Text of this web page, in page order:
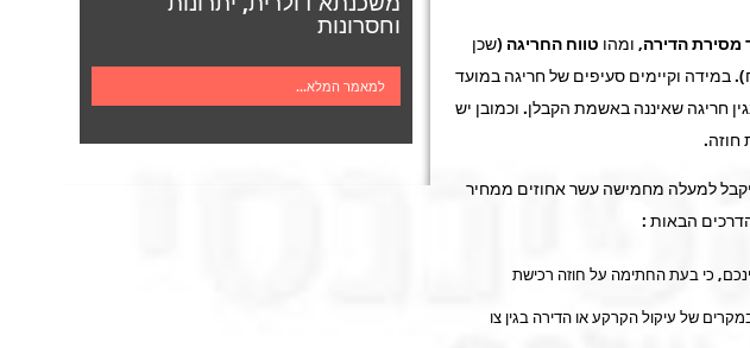
וחסרונות
למאמר המלא...
מסירת הדירה, ומהו טווח החריגה (שכן
במידה וקיימים סעיפים של חריגה במועד
חריגה שאיננה באשמת הקבלן. וכמובן יש
חוזה.
למעלה מחמישה עשר אחוזים ממחיר
הבאות :
כי בעת החתימה על חוזה רכישת
של עיקול הקרקע או הדירה בגין צו